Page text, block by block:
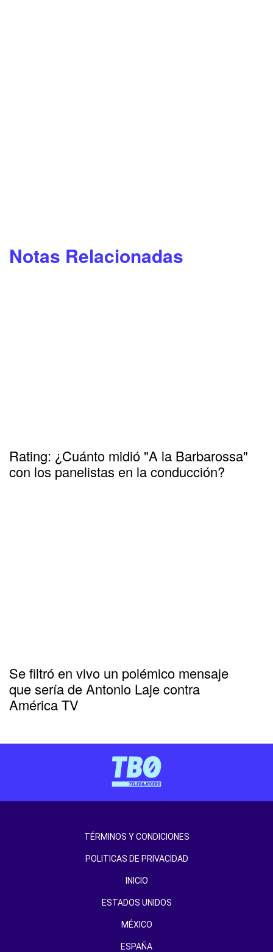
Notas Relacionadas
Rating: ¿Cuánto midió "A la Barbarossa"
con los panelistas en la conducción?
Se filtró en vivo un polémico mensaje
que sería de Antonio Laje contra
América TV
TÉRMINOS Y CONDICIONES
POLITICAS DE PRIVACIDAD
INICIO
ESTADOS UNIDOS
MÉXICO
ESPAÑA